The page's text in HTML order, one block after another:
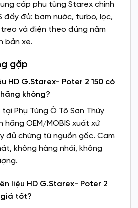
cấp phụ tùng Starex chính
đầy đủ: bơm nước, turbo, lọc,
và điện theo đúng năm
bản xe.
gặp
HD G.Starex- Poter 2 150 có
không?
Phụ Tùng Ô Tô Sơn Thúy
hãng OEM/MOBIS xuất xứ
đủ chứng từ nguồn gốc. Cam
không hàng nhái, không
liệu HD G.Starex- Poter 2
giá tốt?